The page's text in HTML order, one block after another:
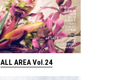
ALL AREA Vol.24